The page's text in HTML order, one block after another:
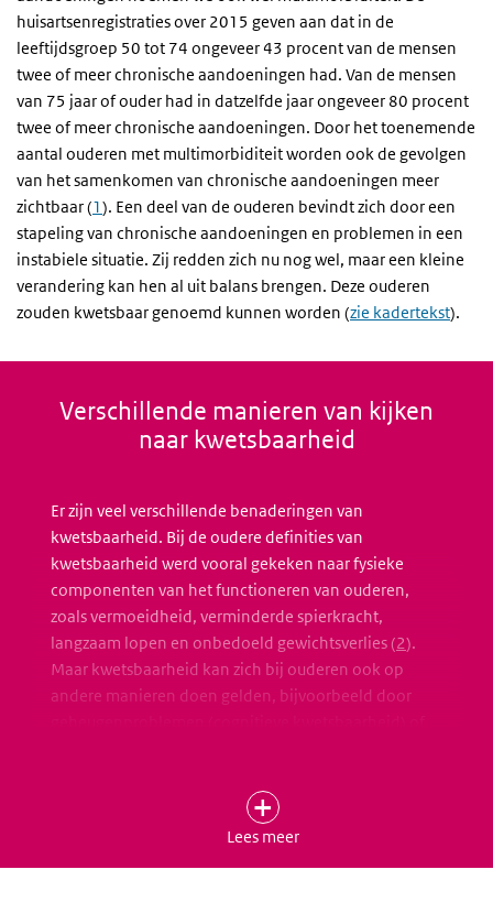
huisartsenregistraties over 2015 geven aan dat in de
leeftijdsgroep 50 tot 74 ongeveer 43 procent van de mensen
twee of meer chronische aandoeningen had. Van de mensen
van 75 jaar of ouder had in datzelfde jaar ongeveer 80 procent
twee of meer chronische aandoeningen. Door het toenemende
aantal ouderen met multimorbiditeit worden ook de gevolgen
van het samenkomen van chronische aandoeningen meer
zichtbaar (1). Een deel van de ouderen bevindt zich door een
stapeling van chronische aandoeningen en problemen in een
instabiele situatie. Zij redden zich nu nog wel, maar een kleine
verandering kan hen al uit balans brengen. Deze ouderen
zouden kwetsbaar genoemd kunnen worden (zie kadertekst).
Verschillende manieren van kijken
naar kwetsbaarheid
Lees meer
Er zijn veel verschillende benaderingen van
kwetsbaarheid. Bij de oudere definities van
kwetsbaarheid werd vooral gekeken naar fysieke
componenten van het functioneren van ouderen,
zoals vermoeidheid, verminderde spierkracht,
langzaam lopen en onbedoeld gewichtsverlies (2).
Maar kwetsbaarheid kan zich bij ouderen ook op
andere manieren doen gelden, bijvoorbeeld door
). Overigens noemen ouderen
zelf, als ze over kwetsbaarheid spreken, vaak factoren